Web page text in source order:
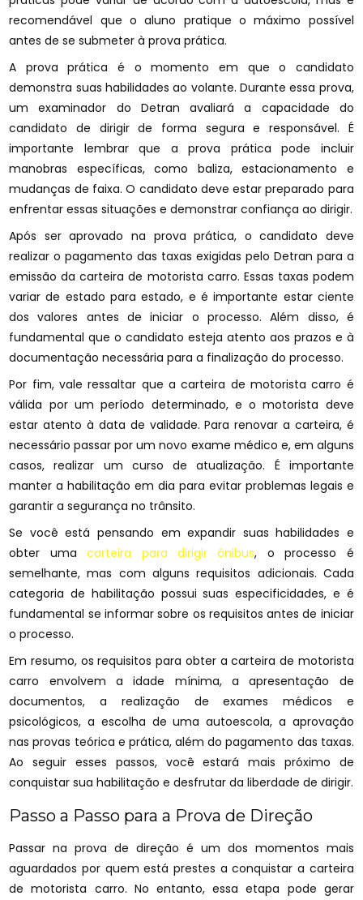
recomendável que o aluno pratique o máximo possível
antes de se submeter à prova prática.
A prova prática é o momento em que o candidato
demonstra suas habilidades ao volante. Durante essa prova,
um examinador do Detran avaliará a capacidade do
candidato de dirigir de forma segura e responsável. É
importante lembrar que a prova prática pode incluir
manobras específicas, como baliza, estacionamento e
mudanças de faixa. O candidato deve estar preparado para
enfrentar essas situações e demonstrar confiança ao dirigir.
Após ser aprovado na prova prática, o candidato deve
realizar o pagamento das taxas exigidas pelo Detran para a
emissão da carteira de motorista carro. Essas taxas podem
variar de estado para estado, e é importante estar ciente
dos valores antes de iniciar o processo. Além disso, é
fundamental que o candidato esteja atento aos prazos e à
documentação necessária para a finalização do processo.
Por fim, vale ressaltar que a carteira de motorista carro é
válida por um período determinado, e o motorista deve
estar atento à data de validade. Para renovar a carteira, é
necessário passar por um novo exame médico e, em alguns
casos, realizar um curso de atualização. É importante
manter a habilitação em dia para evitar problemas legais e
garantir a segurança no trânsito.
Se você está pensando em expandir suas habilidades e
obter umacarteira para dirigir ônibus, o processo é
semelhante, mas com alguns requisitos adicionais. Cada
categoria de habilitação possui suas especificidades, e é
fundamental se informar sobre os requisitos antes de iniciar
o processo.
Em resumo, os requisitos para obter a carteira de motorista
carro envolvem a idade mínima, a apresentação de
documentos, a realização de exames médicos e
psicológicos, a escolha de uma autoescola, a aprovação
nas provas teórica e prática, além do pagamento das taxas.
Ao seguir esses passos, você estará mais próximo de
conquistar sua habilitação e desfrutar da liberdade de dirigir.
Passo a Passo para a Prova de Direção
Passar na prova de direção é um dos momentos mais
aguardados por quem está prestes a conquistar a carteira
de motorista carro. No entanto, essa etapa pode gerar